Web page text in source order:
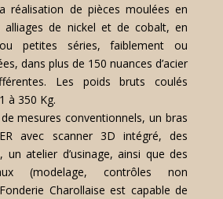
réalisation de pièces moulées en
de nickel et de cobalt, en
petites séries, faiblement ou
dans plus de 150 nuances d’acier
Les poids bruts coulés
à 350 Kg.
mesures conventionnels, un bras
avec scanner 3D intégré, des
un atelier d’usinage, ainsi que des
(modelage, contrôles non
Charollaise est capable de